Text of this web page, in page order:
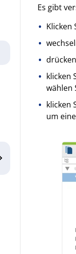
Es gibt
Klicken
klicken
wählen
klicken
um